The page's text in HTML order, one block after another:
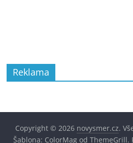
Reklama
Copyright © 2026 novysmer.cz.
Šablona: ColorMagod ThemeGrill.